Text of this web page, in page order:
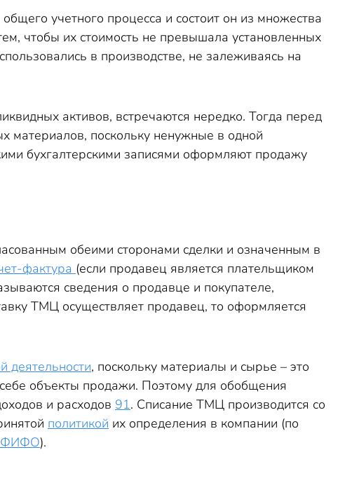
учетного процесса и состоит он из множества
чтобы их стоимость не превышала установленных
в производстве, не залеживаясь на
активов, встречаются нередко. Тогда перед
материалов, поскольку ненужные в одной
бухгалтерскими записями оформляют продажу
обеими сторонами сделки и означенным в
фактура (если продавец является плательщиком
сведения о продавце и покупателе,
ТМЦ осуществляет продавец, то оформляется
деятельности, поскольку материалы и сырье – это
объекты продажи. Поэтому для обобщения
и расходов 91. Списание ТМЦ производится со
политикой их определения в компании (по
ФИФО).